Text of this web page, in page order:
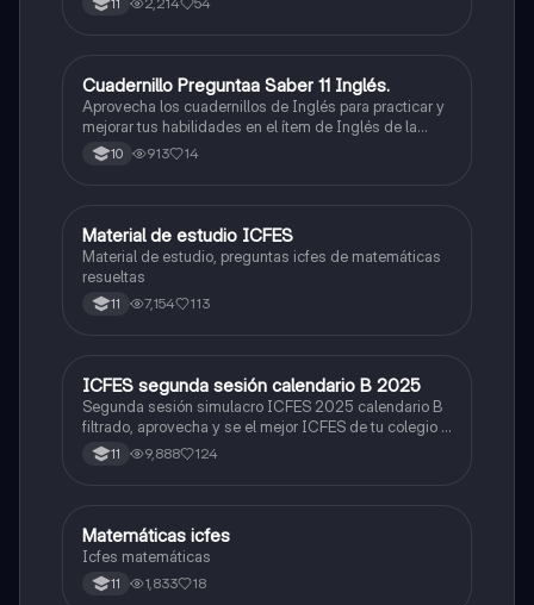
11
ICFES: Inglés
Cuadernillo Preguntaa Saber 11 Inglés.
Aprovecha los cuadernillos de Inglés para practicar y
mejorar tus habilidades en el ítem de Inglés de la
Prueba Saber 11. 🫡
10 913 14
ICFES: Matemáticas
Material de estudio ICFES
Material de estudio, preguntas icfes de matemáticas
resueltas
11 7,154 113
ICFES: Lectura Crítica
ICFES segunda sesión calendario B 2025
Segunda sesión simulacro ICFES 2025 calendario B
filtrado, aprovecha y se el mejor ICFES de tu colegio y
poder ingresar a universidad, y estudiar aquella
carrera con la que tanto sueñas.
11 9,888 124
ICFES: Matemáticas
Matemáticas icfes
Icfes matemáticas
11 1,833 18